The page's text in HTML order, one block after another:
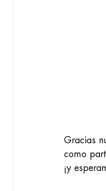
Gracias
como
¡y